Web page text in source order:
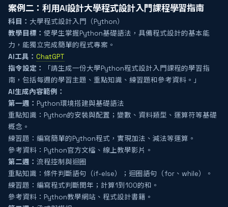
案例二：利用AI設計大學程式設計入門課程學習指南
科目： 大學程式設計入門（Python）
教學目標： 使學生掌握Python基礎語法，具備程式設計的基本能
力，能獨立完成簡單的程式專案。
AI工具： ChatGPT
指令設定：
「請生成一份大學Python程式設計入門課程的學習指
南，包括每週的學習主題、重點知識、練習題和參考資料。」
AI生成內容範例：
第一週： Python環境搭建與基礎語法
重點知識：Python的安裝與配置；變數、資料類型、運算符等基礎
概念。
練習題：編寫簡單的Python程式，實現加法、減法等運算。
參考資料：Python官方文檔、線上教學影片。
第二週： 流程控制與迴圈
重點知識：條件判斷語句（if-else）；迴圈語句（for、while）。
練習題：編寫程式判斷閏年；計算1到100的和。
參考資料：Python教學網站、程式設計書籍。